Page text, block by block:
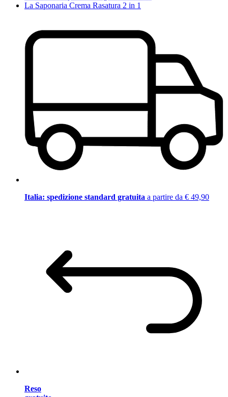
La Saponaria Crema Rasatura 2 in 1
Italia: spedizione standard gratuita a partire da € 49,90
Reso